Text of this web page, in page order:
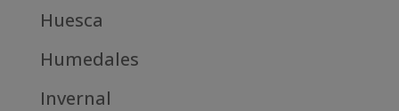
Huesca
Humedales
Invernal